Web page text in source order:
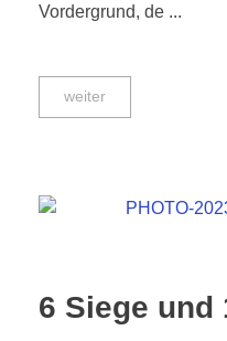
Vordergrund, de ...
weiter
6 Siege und